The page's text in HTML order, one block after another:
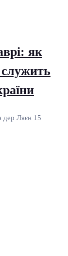
як
дер Ляєн 15